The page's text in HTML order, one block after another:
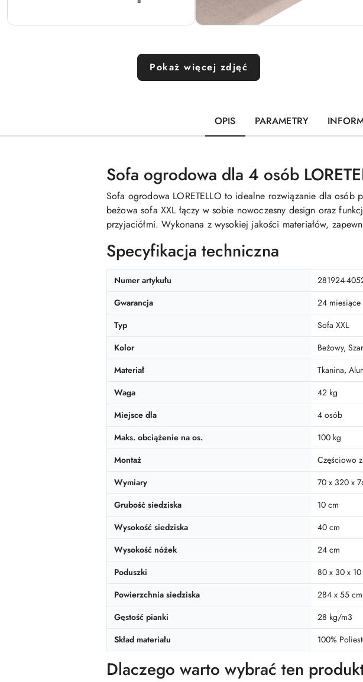
Pokaż więcej zdjęć
OPIS PARAMETRY
Sofa ogrodowa dla 4 osób
Sofa ogrodowa LORETELLO to idealne rozwiązanie dla
beżowa sofa XXL łączy w sobie nowoczesny design oraz
przyjaciółmi. Wykonana z wysokiej jakości materiałów,
Specyfikacja techniczna
Numer artykułu
281924-
Gwarancja
24 miesiące
Typ
Sofa XXL
Kolor
Beżowy,
Materiał
Tkanina,
Waga
42 kg
Miejsce dla
4 osób
Maks. obciążenie na os.
100 kg
Montaż
Częściowo
Wymiary
70 x 320 x
Grubość siedziska
10 cm
Wysokość siedziska
40 cm
Wysokość nóżek
24 cm
Poduszki
80 x 30 x
Powierzchnia siedziska
284 x 55 cm
Gęstość pianki
28 kg/m3
Skład materiału
100%
Dlaczego warto wybrać ten